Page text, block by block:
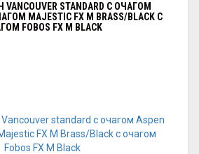
STANDARD С ОЧАГОМ
MAJESTIC FX M BRASS/BLACK С
FOBOS FX M BLACK